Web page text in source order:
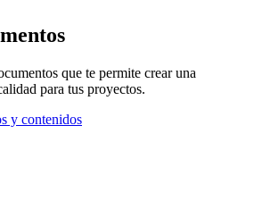
que te permite crear una
para tus proyectos.
y contenidos